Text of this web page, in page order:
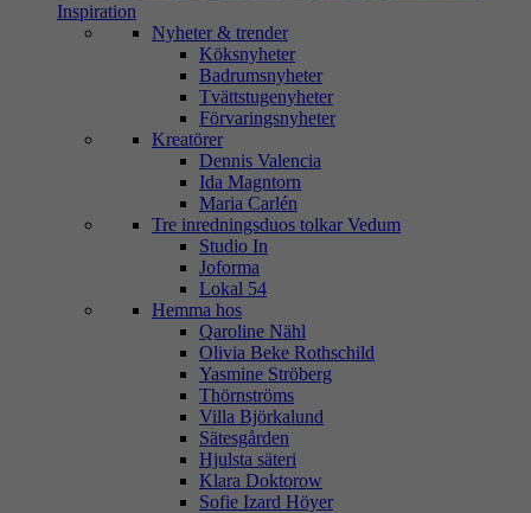
Inspiration
Nyheter & trender
Köksnyheter
Badrumsnyheter
Tvättstugenyheter
Förvaringsnyheter
Kreatörer
Dennis Valencia
Ida Magntorn
Maria Carlén
Tre inredningsduos tolkar Vedum
Studio In
Joforma
Lokal 54
Hemma hos
Qaroline Nähl
Olivia Beke Rothschild
Yasmine Ströberg
Thörnströms
Villa Björkalund
Sätesgården
Hjulsta säteri
Klara Doktorow
Sofie Izard Höyer